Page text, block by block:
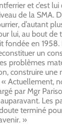
et c’est
de la SMA.
d’autant
lui, au bout
en
un
problèmes
construire une
Actuellement,
par Mgr
Les
terminé
»